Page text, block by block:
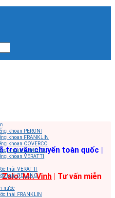
trợ vận chuyển toàn quốc |
Zalo: Mr. Vinh | Tư vấn miễn
khoan PERONI
khoan FRANKLIN
khoan COVERCO
khoan SUMOTO
khoan VERATTI
thải VERATTI
thải BELUNO
nước
thải FRANKLIN